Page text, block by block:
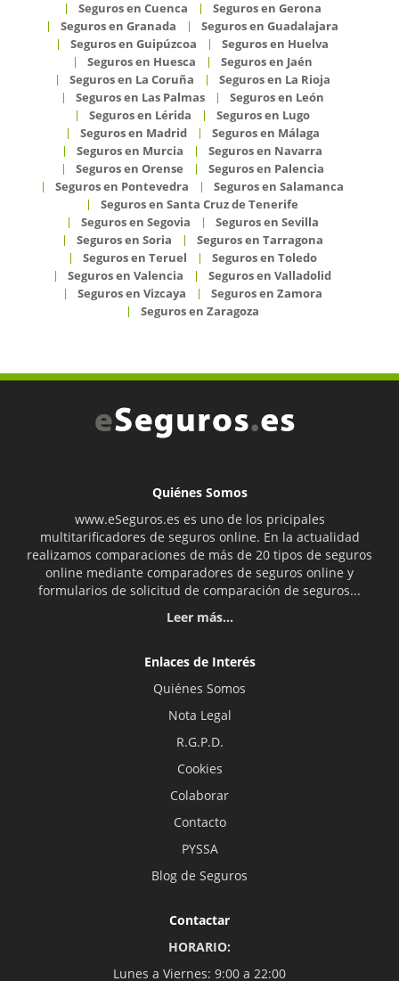
Seguros en Cuenca
Seguros en Gerona
Seguros en Granada
Seguros en Guadalajara
Seguros en Guipúzcoa
Seguros en Huelva
Seguros en Huesca
Seguros en Jaén
Seguros en La Coruña
Seguros en La Rioja
Seguros en Las Palmas
Seguros en León
Seguros en Lérida
Seguros en Lugo
Seguros en Madrid
Seguros en Málaga
Seguros en Murcia
Seguros en Navarra
Seguros en Orense
Seguros en Palencia
Seguros en Pontevedra
Seguros en Salamanca
Seguros en Santa Cruz de Tenerife
Seguros en Segovia
Seguros en Sevilla
Seguros en Soria
Seguros en Tarragona
Seguros en Teruel
Seguros en Toledo
Seguros en Valencia
Seguros en Valladolid
Seguros en Vizcaya
Seguros en Zamora
Seguros en Zaragoza
Quiénes Somos
www.eSeguros.es es uno de los pricipales
multitarificadores de seguros online. En la actualidad
realizamos comparaciones de más de 20 tipos de seguros
online mediante comparadores de seguros online y
formularios de solicitud de comparación de seguros...
Leer más...
Enlaces de Interés
Quiénes Somos
Nota Legal
R.G.P.D.
Cookies
Colaborar
Contacto
PYSSA
Blog de Seguros
Contactar
HORARIO:
Lunes a Viernes: 9:00 a 22:00